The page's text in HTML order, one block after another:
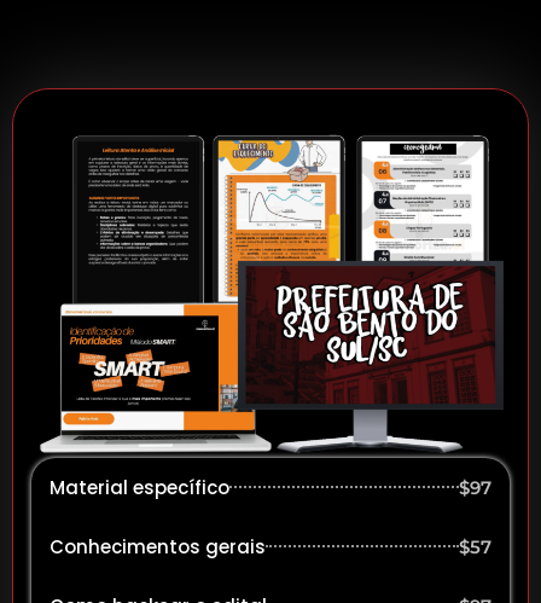
Material específico $97
Conhecimentos gerais $57